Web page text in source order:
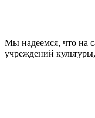
Мы надеемся, что на
учреждений